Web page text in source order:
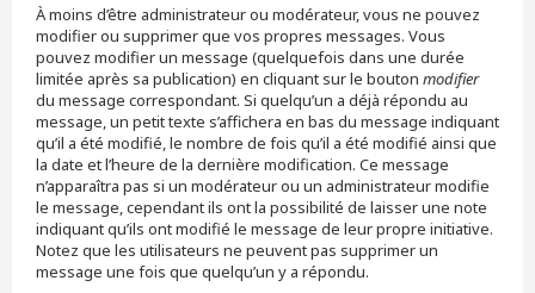
À moins d’être administrateur ou modérateur, vous ne pouvez
modifier ou supprimer que vos propres messages. Vous
pouvez modifier un message (quelquefois dans une durée
limitée après sa publication) en cliquant sur le bouton modifier
du message correspondant. Si quelqu’un a déjà répondu au
message, un petit texte s’affichera en bas du message indiquant
qu’il a été modifié, le nombre de fois qu’il a été modifié ainsi que
la date et l’heure de la dernière modification. Ce message
n’apparaîtra pas si un modérateur ou un administrateur modifie
le message, cependant ils ont la possibilité de laisser une note
indiquant qu’ils ont modifié le message de leur propre initiative.
Notez que les utilisateurs ne peuvent pas supprimer un
message une fois que quelqu’un y a répondu.